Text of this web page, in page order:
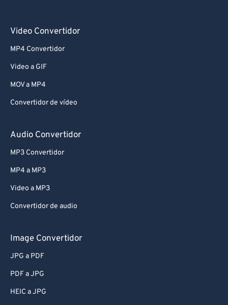
Video Convertidor
MP4 Convertidor
Video a GIF
MOV a MP4
Convertidor de vídeo
Audio Convertidor
MP3 Convertidor
MP4 a MP3
Video a MP3
Convertidor de audio
Image Convertidor
JPG a PDF
PDF a JPG
HEIC a JPG